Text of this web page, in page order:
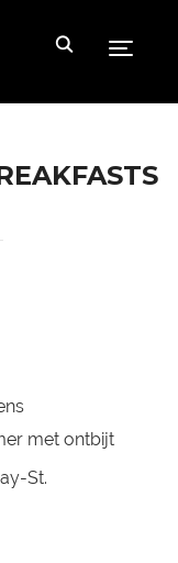
met ontbijt
St.